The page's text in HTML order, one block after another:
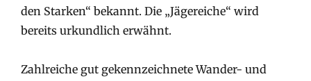
den Starken“ bekannt. Die „Jägereiche“ wird
bereits urkundlich erwähnt.
Zahlreiche gut gekennzeichnete Wander- und